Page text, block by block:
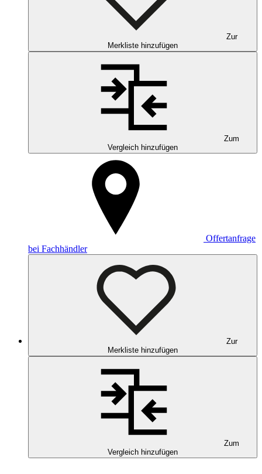
Zur
Merkliste hinzufügen
Zum
Vergleich hinzufügen
Offertanfrage
bei Fachhändler
Zur
Merkliste hinzufügen
Zum
Vergleich hinzufügen